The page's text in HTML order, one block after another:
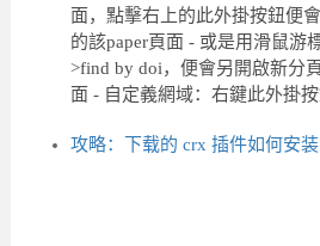
面，點擊右上的此外掛按鈕便
的該paper頁面 - 或是用滑鼠游
>find by doi，便會另開啟新分
面 - 自定義網域：右鍵此外掛
攻略：下载的 crx 插件如何安装